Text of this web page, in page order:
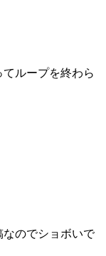
ループを終わら
のでショボいで